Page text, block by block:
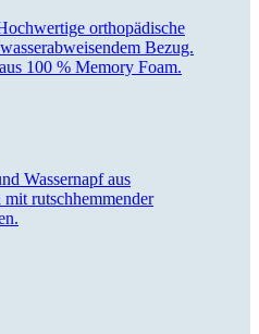
orthopädische
Bezug.
100 % Memory Foam.
Wassernapf aus
rutschhemmender